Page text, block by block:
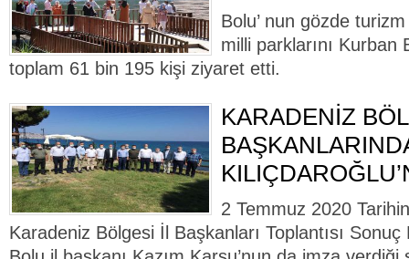
Bolu’ nun gözde
milli parklarını Kurban
toplam 61 bin 195 kişi ziyaret etti.
KARADENİZ
2 Temmuz 2020
Karadeniz Bölgesi İl Başkanları Toplantısı Sonuç